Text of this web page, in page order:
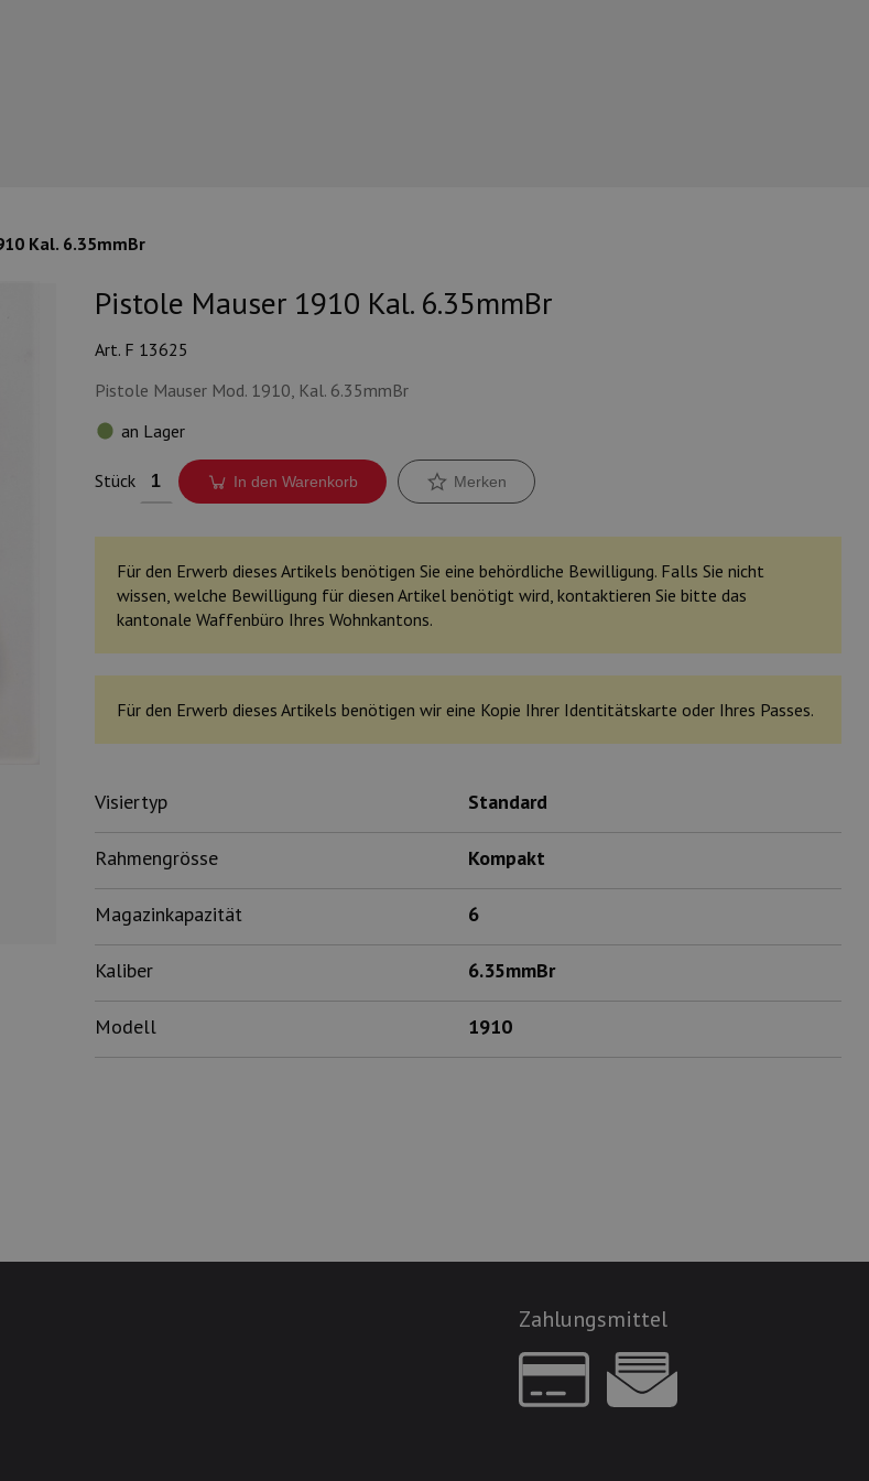
Kal. 6.35mmBr
Pistole Mauser 1910 Kal. 6.35mmBr
Art. F 13625
Pistole Mauser Mod. 1910, Kal. 6.35mmBr
an Lager
Stück In den Warenkorb Merken
Für den Erwerb dieses Artikels benötigen Sie eine behördliche Bewilligung. Falls Sie nicht
wissen, welche Bewilligung für diesen Artikel benötigt wird, kontaktieren Sie bitte das
kantonale Waffenbüro Ihres Wohnkantons.
Für den Erwerb dieses Artikels benötigen wir eine Kopie Ihrer Identitätskarte oder Ihres Passes.
Visiertyp Standard
Rahmengrösse Kompakt
Magazinkapazität 6
Kaliber 6.35mmBr
Modell 1910
Zahlungsmittel